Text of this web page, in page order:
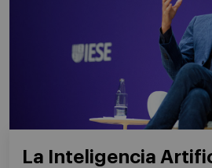
La Inteligencia